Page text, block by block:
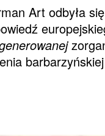
Art odbyła